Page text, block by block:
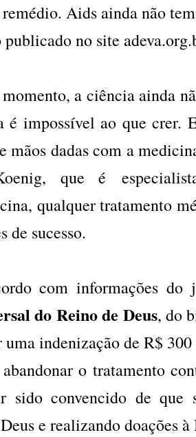
Aids ainda não
no site
a ciência ainda
é impossível ao que crer.
mãos dadas com a
que é
qualquer tratamento
de sucesso.
com informações
do Reino de Deus, do
uma indenização de R$
o tratamento
sido convencido de
e realizando doações à